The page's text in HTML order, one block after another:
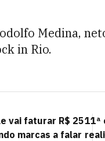
Medina,
in Rio.
vai faturar R$ 25
marcas a falar
11ª